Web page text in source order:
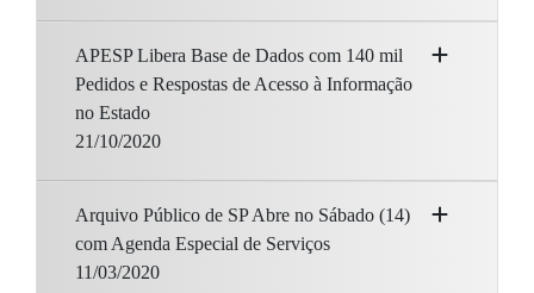
APESP Libera Base de Dados com 140 mil
Pedidos e Respostas de Acesso à Informação
no Estado
21/10/2020
Arquivo Público de SP Abre no Sábado (14)
com Agenda Especial de Serviços
11/03/2020